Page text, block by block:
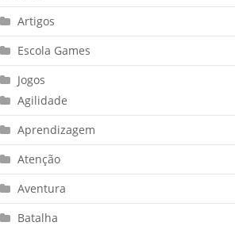
Artigos
Escola Games
Jogos
Agilidade
Aprendizagem
Atenção
Aventura
Batalha